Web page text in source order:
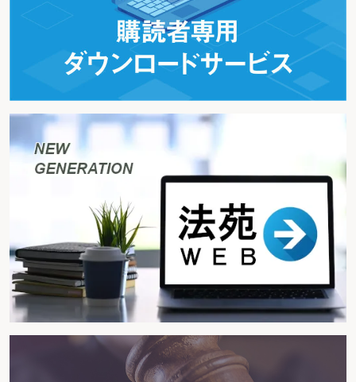
3 修正申告の錯誤無効
納税者の立場からすると、「税務署に修正申告をさせられたのに、不服申立
ができないというのはおかしい」と感じられるようであり、そういった声をよ
く耳にする。ただ、もちろん申告自体は納税者自らが行なうものであり、「処
分」性がないから不服申立を起こすことはできない。
納税者の言い分にいちばん近いのが、錯誤により申告が無効であるという主
張であるように思う。この錯誤の主張について、一般論としては判例上も認め
られているものの、実は非常に厳しい条件が課されている。具体的には、「錯
誤が客観的に明白かつ重大であって、所得税法の定めた方法以外にその是正を
許さないならば納税義務者の利益を著しく害すると認められる特段の事情があ
る場合」でなければ錯誤を主張できないとされている。このような要件を充た
す場合はかなり限定的であろう。